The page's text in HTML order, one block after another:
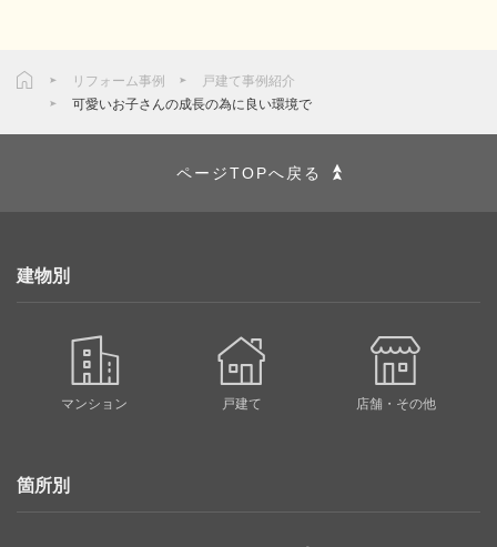
リフォーム事例
戸建て事例紹介
可愛いお子さんの成長の為に良い環境で
ページTOPへ戻る
建物別
マンション 戸建て 店舗・その他
箇所別